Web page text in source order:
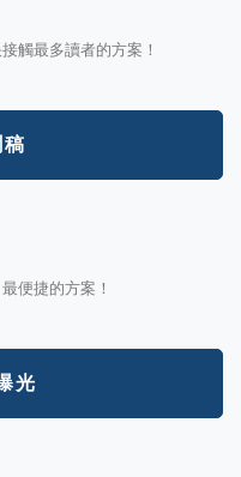
觸最多讀者的方案！
便捷的方案！
光